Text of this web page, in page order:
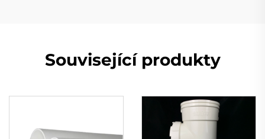
Související produkty